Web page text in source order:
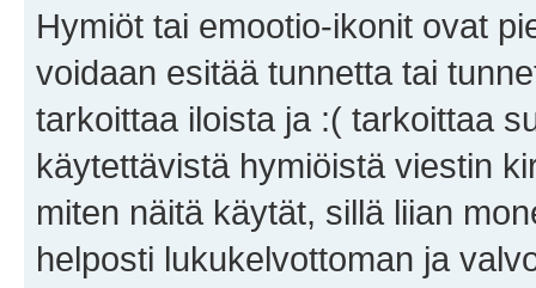
Hymiöt tai emootio-ikonit ovat
voidaan esitää tunnetta tai
tarkoittaa iloista ja :( tarkoittaa
käytettävistä hymiöistä viestin
miten näitä käytät, sillä liian
helposti lukukelvottoman ja